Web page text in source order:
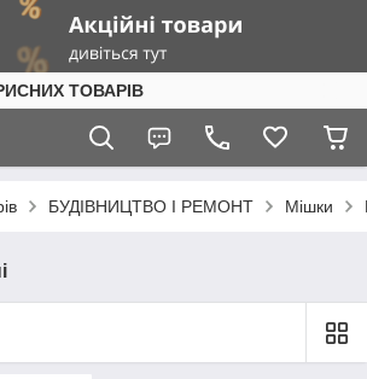
ТОВАРІВ
БУДІВНИЦТВО І РЕМОНТ Мішки